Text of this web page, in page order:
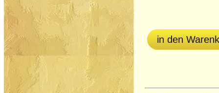
in den